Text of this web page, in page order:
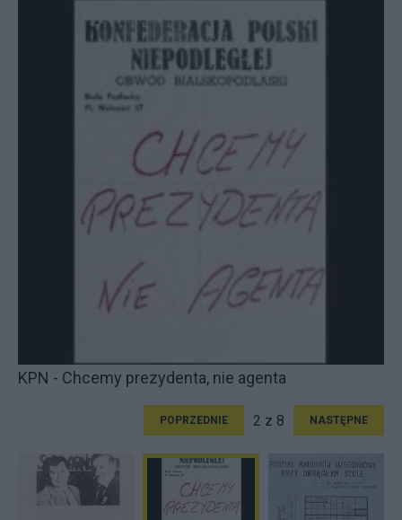
KPN - Chcemy prezydenta, nie agenta
POPRZEDNIE 2 z 8 NASTĘPNE